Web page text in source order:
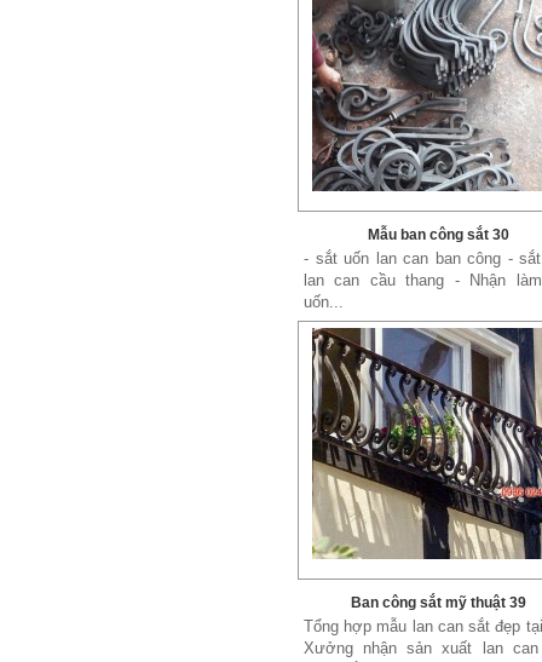
Mẫu ban công sắt 30
- sắt uốn lan can ban công -
lan can cầu thang - Nhận
uốn...
Ban công sắt mỹ thuật 39
Tổng hợp mẫu lan can sắt đẹp
Xưởng nhận sản xuất lan can